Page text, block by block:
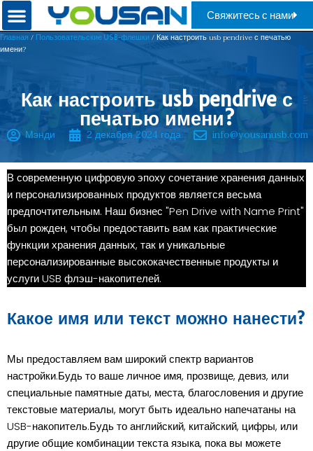
Свяжитесь с нами
Главная / Пользовательские USB-флешки / Как настроить usb pendrive с печатью
имени?
Как настроить usb pendrive с
печатью имени?
Мэнди 2 декабря 2024 года info@yousanusb.com
В современную цифровую эпоху сочетание хранения данных
и персонализированных продуктов является весьма
предпочтительным. Наш бизнес "Pen Drive with Name Print"
был рожден, чтобы предоставить вам как практические
функции хранения данных, так и уникальные
персонализированные высококачественные продукты и
услуги USB флэш-накопителей.
Какое имя или текст можно нанести?
Мы предоставляем вам широкий спектр вариантов
настройки.Будь то ваше личное имя, прозвище, девиз, или
специальные памятные даты, места, благословения и другие
текстовые материалы, могут быть идеально напечатаны на
USB-накопитель.Будь то английский, китайский, цифры, или
другие общие комбинации текста языка, пока вы можете